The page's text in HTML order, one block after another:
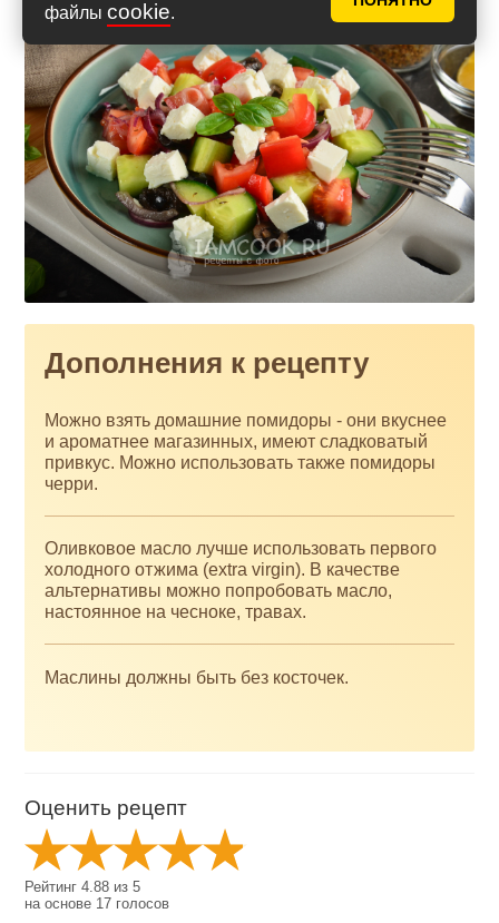
файлы cookie.
Дополнения к рецепту
Можно взять домашние помидоры - они вкуснее
и ароматнее магазинных, имеют сладковатый
привкус. Можно использовать также помидоры
черри.
Оливковое масло лучше использовать первого
холодного отжима (extra virgin). В качестве
альтернативы можно попробовать масло,
настоянное на чесноке, травах.
Маслины должны быть без косточек.
Оценить рецепт
Рейтинг4.88 из5
на основе 17 голосов